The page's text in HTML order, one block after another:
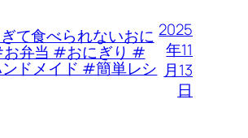
て食べられないおに
弁当 #おにぎり #
ドメイド #簡単レシ
2025
年11
月13
日